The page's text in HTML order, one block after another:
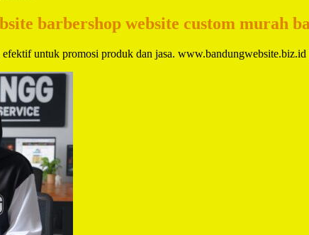
barbershop website custom murah
untuk promosi produk dan jasa.